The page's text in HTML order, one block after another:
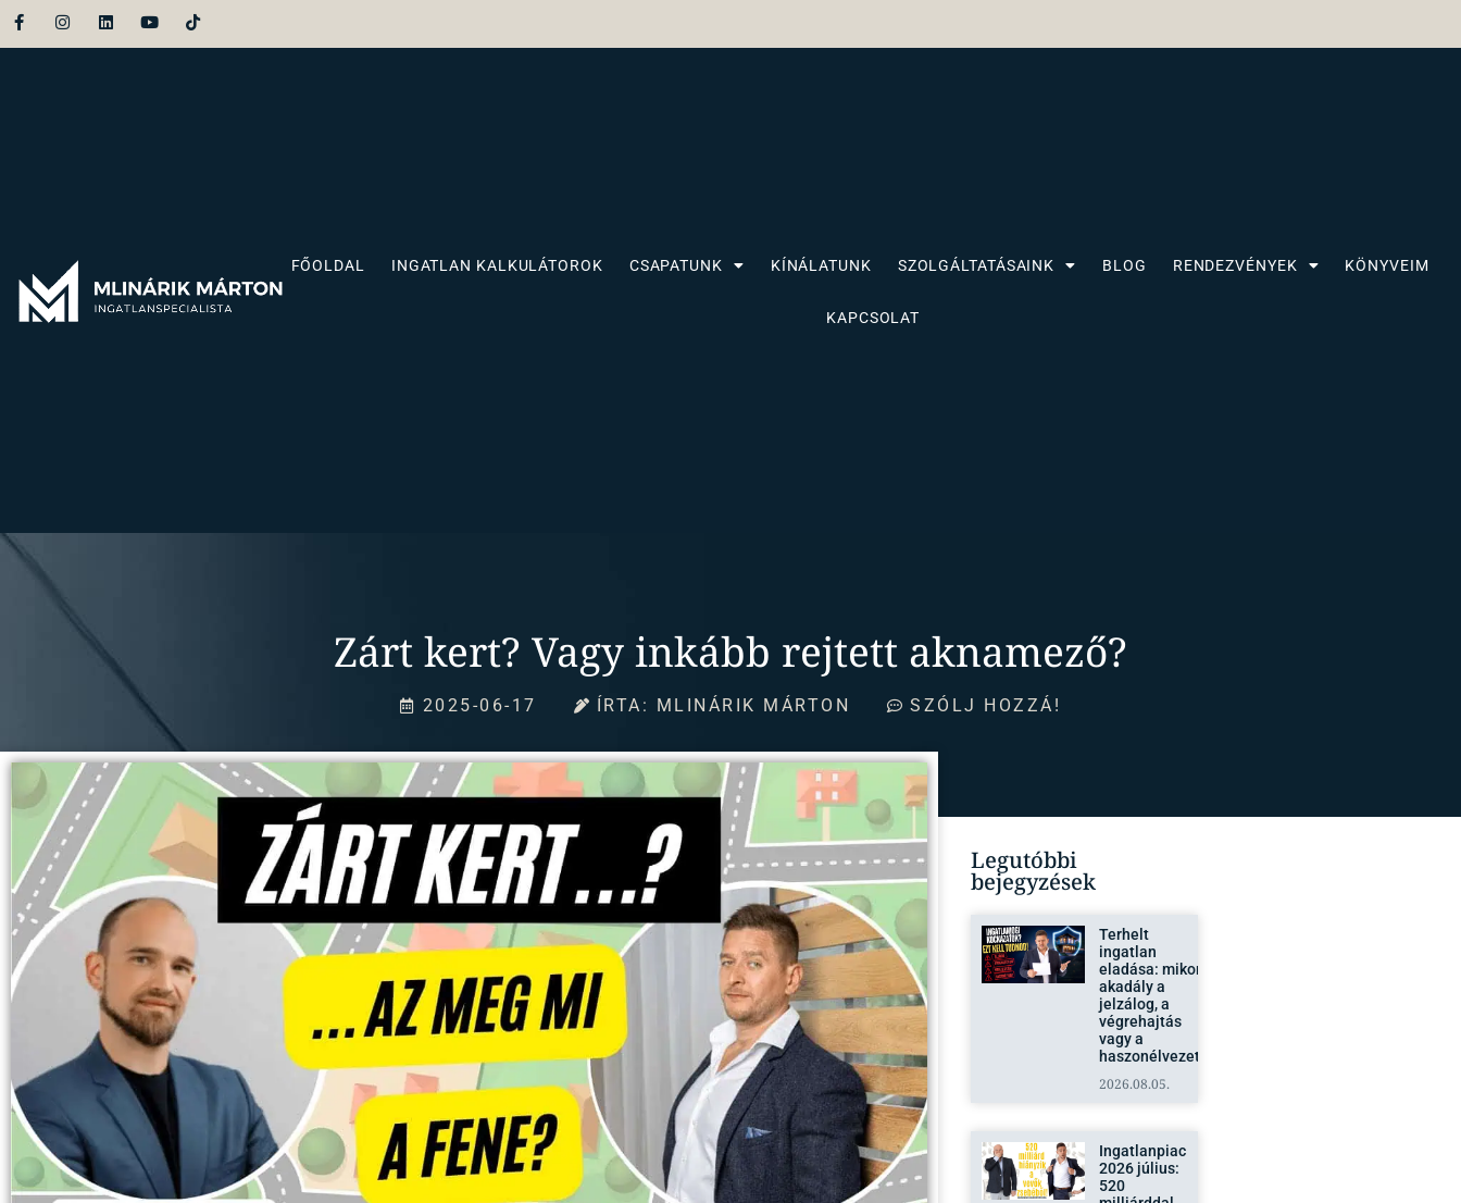
FŐOLDAL INGATLAN KALKULÁTOROK CSAPATUNK KÍNÁLATUNK SZOLGÁLTATÁSAINK BLOG RENDEZVÉNYEK KÖNYVEIM
KAPCSOLAT
Zárt kert? Vagy inkább rejtett aknamező?
2025-06-17 ÍRTA: MLINÁRIK MÁRTON SZÓLJ HOZZÁ!
Legutóbbi
bejegyzések
Terhelt
ingatlan
eladása: mikor
akadály a
jelzálog, a
végrehajtás
vagy a
haszonélvezet?
2026.08.05.
Ingatlanpiac
2026 július:
520